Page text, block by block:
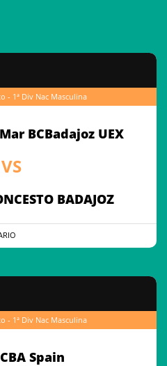
- 1ª Div Nac Masculina
BCBadajoz UEX
VS
BADAJOZ
- 1ª Div Nac Masculina
CBA Spain